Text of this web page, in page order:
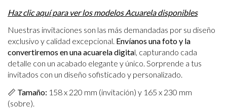
Haz clic aquí para ver los modelos Acuarela disponibles
Nuestras invitaciones son las más demandadas por su diseño
exclusivo y calidad excepcional. Envíanos una foto y la
convertiremos en una acuarela digital, capturando cada
detalle con un acabado elegante y único. Sorprende a tus
invitados con un diseño sofisticado y personalizado.
📏 Tamaño: 158 x 220 mm (invitación) y 165 x 230 mm
(sobre).